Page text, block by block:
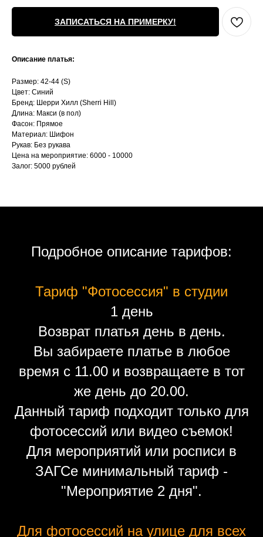
ЗАПИСАТЬСЯ НА ПРИМЕРКУ!
Описание платья:
Размер: 42-44 (S)
Цвет: Синий
Бренд: Шерри Хилл (Sherri Hill)
Длина: Макси (в пол)
Фасон: Прямое
Материал: Шифон
Рукав: Без рукава
Цена на мероприятие: 6000 - 10000
Залог: 5000 рублей
Подробное описание тарифов:
Тариф "Фотосессия" в студии
1 день
Возврат платья день в день.
Вы забираете платье в любое
время с 11.00 и возвращаете в тот
же день до 20.00.
Данный тариф подходит только для
фотосессий или видео съемок!
Для мероприятий или росписи в
ЗАГСе минимальный тариф -
"Мероприятие 2 дня".
Для фотосессий на улице для всех